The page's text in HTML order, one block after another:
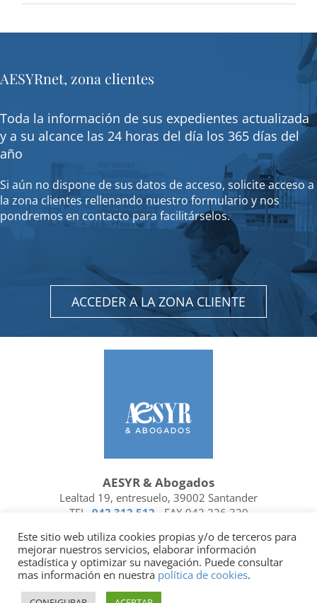
AESYRnet, zona clientes
Toda la información de sus expedientes actualizada
y a su alcance las 24 horas del día los 365 días del
año
Si aún no dispone de sus datos de acceso, solicite acceso a
la zona clientes rellenando nuestro formulario y nos
pondremos en contacto para facilitárselos.
ACCEDER A LA ZONA CLIENTE
AESYR & Abogados
Lealtad 19, entresuelo, 39002 Santander
TEL. 942 312 512 - FAX 942 226 329
FacebookLinkedin
Socio de | Miembro de
Este sitio web utiliza cookies propias y/o de terceros para
mejorar nuestros servicios, elaborar información
estadística y optimizar su navegación. Puede consultar
mas información en nuestra política de cookies.